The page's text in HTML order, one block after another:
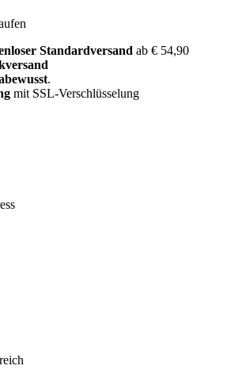
Standardversand ab € 54,90
.
mit SSL-Verschlüsselung